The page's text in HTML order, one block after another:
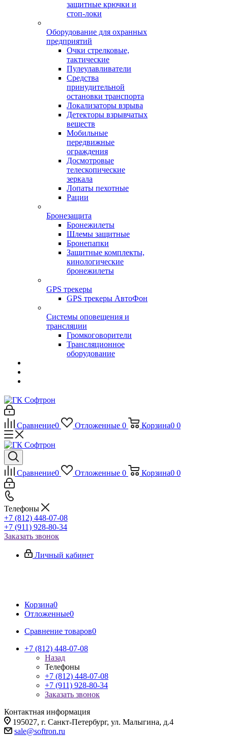
защитные крючки и
стоп-локи
Оборудование для охранных
предприятий
Очки стрелковые,
тактические
Пулеулавливатели
Средства
принудительной
остановки транспорта
Локализаторы взрыва
Детекторы взрывчатых
веществ
Мобильные
передвижные
ограждения
Досмотровые
телескопические
зеркала
Лопаты пехотные
Рации
Бронезащита
Бронежилеты
Шлемы защитные
Бронепапки
Защитные комплекты,
кинологические
бронежилеты
GPS трекеры
GPS трекеры АвтоФон
Системы оповещения и
трансляции
Громкоговорители
Трансляционное
оборудование
Сравнение0 Отложенные 0 Корзина0 0
Сравнение0 Отложенные 0 Корзина0 0
Телефоны
+7 (812) 448-07-08
+7 (911) 928-80-34
Заказать звонок
Личный кабинет
Корзина0
Отложенные0
Сравнение товаров0
+7 (812) 448-07-08
Назад
Телефоны
+7 (812) 448-07-08
+7 (911) 928-80-34
Заказать звонок
Контактная информация
195027, г. Санкт-Петербург, ул. Малыгина, д.4
sale@softron.ru